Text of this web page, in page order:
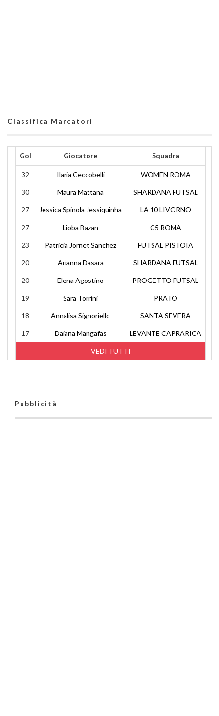
Classifica Marcatori
Gol Giocatore Squadra
VEDI TUTTI
32 Ilaria Ceccobelli WOMEN ROMA
30 Maura Mattana SHARDANA FUTSAL
27 Jessica Spinola Jessiquinha LA 10 LIVORNO
27 Lioba Bazan C5 ROMA
23 Patricia Jornet Sanchez FUTSAL PISTOIA
20 Arianna Dasara SHARDANA FUTSAL
20 Elena Agostino PROGETTO FUTSAL
19 Sara Torrini PRATO
18 Annalisa Signoriello SANTA SEVERA
17 Daiana Mangafas LEVANTE CAPRARICA
Pubblicità